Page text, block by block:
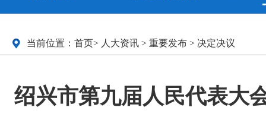
当前位置： 首页> 人大资讯 > 重要发布 > 决定决议
绍兴市第九届人民代表大